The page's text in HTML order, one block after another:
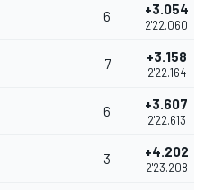
6 +3.054
2'22.060
7 +3.158
2'22.164
6 +3.607
2'22.613
3 +4.202
2'23.208